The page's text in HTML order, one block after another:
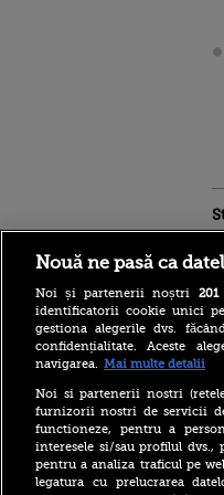
Nouă ne pasă ca
Noi și partenerii noștri 201
identificatorii cookie unici
gestiona alegerile dvs.
confidențialitate. Aceste
navigarea. Mai multe detalii
Noi si partenerii nostri
furnizorii nostri de servicii
functioneze, pentru a
interesele si/sau profilul
pentru a analiza traficul pe
legatura cu prelucrarea